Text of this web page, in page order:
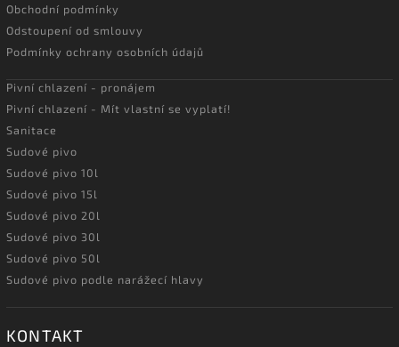
Obchodní podmínky
Odstoupení od smlouvy
Podmínky ochrany osobních údajů
Pivní chlazení - pronájem
Pivní chlazení - Mít vlastní se vyplatí!
Sanitace
Sudové pivo
Sudové pivo 10l
Sudové pivo 15l
Sudové pivo 20l
Sudové pivo 30l
Sudové pivo 50l
Sudové pivo podle narážecí hlavy
KONTAKT